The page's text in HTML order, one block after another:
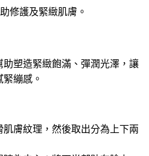
修護及緊緻肌膚。
塑造緊緻飽滿、彈潤光澤，讓
繃感。
肌膚紋理，然後取出分為上下兩